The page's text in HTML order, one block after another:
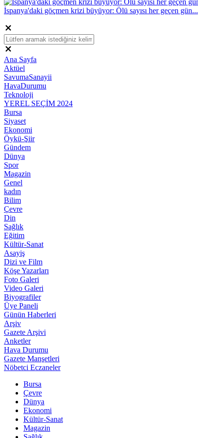
İspanya'daki göçmen krizi büyüyor: Ölü sayısı her geçen gün...
Ana Sayfa
Aktüel
SavumaSanayii
HavaDurumu
Teknoloji
YEREL SEÇİM 2024
Bursa
Siyaset
Ekonomi
Öykü-Şiir
Gündem
Dünya
Spor
Magazin
Genel
kadın
Bilim
Çevre
Din
Sağlık
Eğitim
Kültür-Sanat
Asayiş
Dizi ve Film
Köşe Yazarları
Foto Galeri
Video Galeri
Biyografiler
Üye Paneli
Günün Haberleri
Arşiv
Gazete Arşivi
Anketler
Hava Durumu
Gazete Manşetleri
Nöbetci Eczaneler
Bursa
Çevre
Dünya
Ekonomi
Kültür-Sanat
Magazin